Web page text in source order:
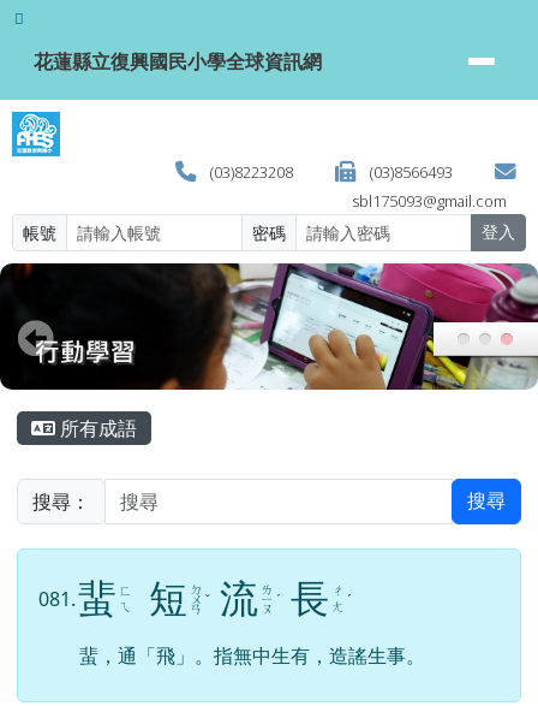
跳至主內容區
花蓮縣立復興國民小學全球資訊網
花蓮縣立復興國民小學全球資訊網
(03)8223208
(03)8566493
sbl175093@gmail.com
帳號 密碼 登入
主內容區域
所有成語
搜尋： 搜尋
081.蜚 ㄈ
ㄟ
短 ㄉ
ㄨ
ㄢ
ˇ 流 ㄌ
ㄧ
ㄡ
ˊ 長 ㄔ
ㄤ ˊ
蜚，通「飛」。指無中生有，造謠生事。
頁尾區域